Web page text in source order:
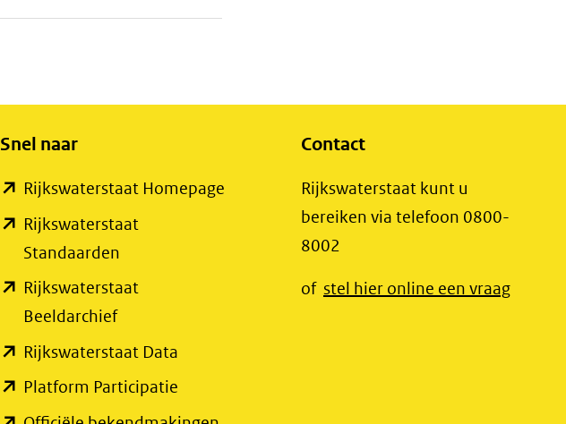
Snel naar
Rijkswaterstaat Homepage
Rijkswaterstaat
Standaarden
in
naar
Rijkswaterstaat
Beeldarchief(opent
in
venster)
Rijkswaterstaat Data
Platform Participatie
in
Contact
Rijkswaterstaat kunt u
bereiken via telefoon 0800-
8002
of stel hier online een vraag(opent